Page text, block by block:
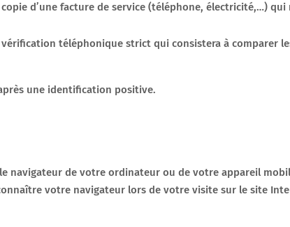
d’une facture de service (téléphone, électricité,…)
téléphonique strict qui consistera à comparer
une identification positive.
navigateur de votre ordinateur ou de votre appareil
votre navigateur lors de votre visite sur le site